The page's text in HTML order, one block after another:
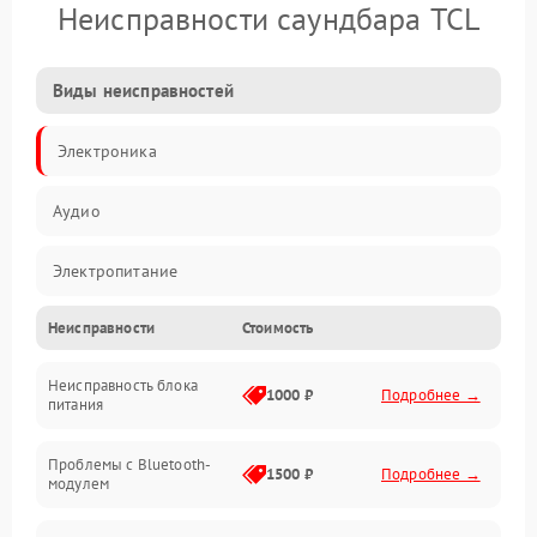
Неисправности саундбара TCL
Виды неисправностей
Электроника
Аудио
Электропитание
Интерфейсы
Связь
Неисправности Стоимость
Неисправность блока
питания
1000 ₽ Подробнее →
Проблемы с Bluetooth-
модулем
1500 ₽ Подробнее →